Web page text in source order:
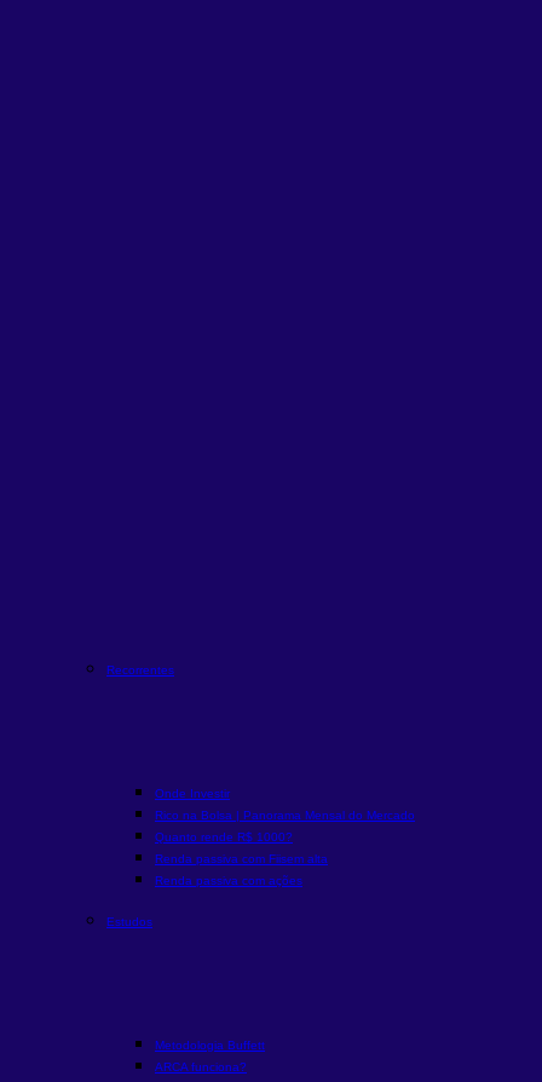
Recorrentes
Onde Investir
Rico na Bolsa | Panorama Mensal do Mercado
Quanto rende R$ 1000?
Renda passiva com Fiisem alta
Renda passiva com ações
Estudos
Metodologia Buffett
ARCA funciona?